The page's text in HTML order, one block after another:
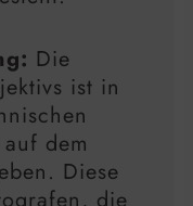
Die
ist in
dem
Diese